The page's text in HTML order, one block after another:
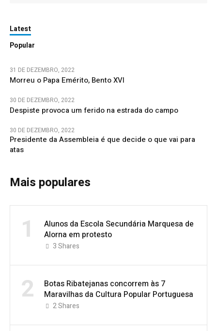
Latest
Popular
31 DE DEZEMBRO, 2022
Morreu o Papa Emérito, Bento XVI
30 DE DEZEMBRO, 2022
Despiste provoca um ferido na estrada do campo
30 DE DEZEMBRO, 2022
Presidente da Assembleia é que decide o que vai para
atas
Mais populares
1
Alunos da Escola Secundária Marquesa de
Alorna em protesto
3Shares
2
Botas Ribatejanas concorrem às 7
Maravilhas da Cultura Popular Portuguesa
2Shares